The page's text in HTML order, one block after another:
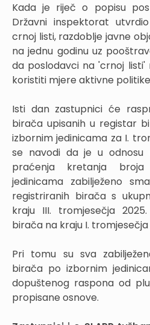
Kada je riječ o popisu
Državni inspektorat
crnoj listi, razdoblje javne
na jednu godinu uz
da poslodavci na 'crnoj
koristiti mjere aktivne
Isti dan zastupnici će
birača upisanih u registar
izbornim jedinicama za I.
se navodi da je u odnosu
praćenja kretanja
jedinicama zabilježeno
registriranih birača s
kraju III. tromjesečja
birača na kraju I. tromjesečja
Pri tomu su sva
birača po izbornim
dopuštenog raspona od
propisane osnove.